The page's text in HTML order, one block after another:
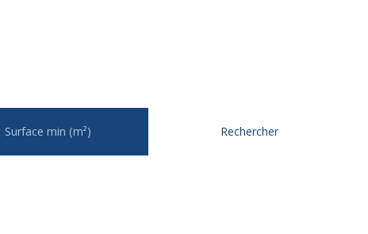
Surface min (m²) Rechercher